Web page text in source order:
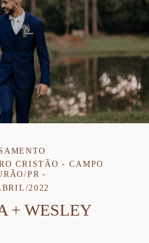
CRISTÃO - CAMPO
PR
2022
+ WESLEY